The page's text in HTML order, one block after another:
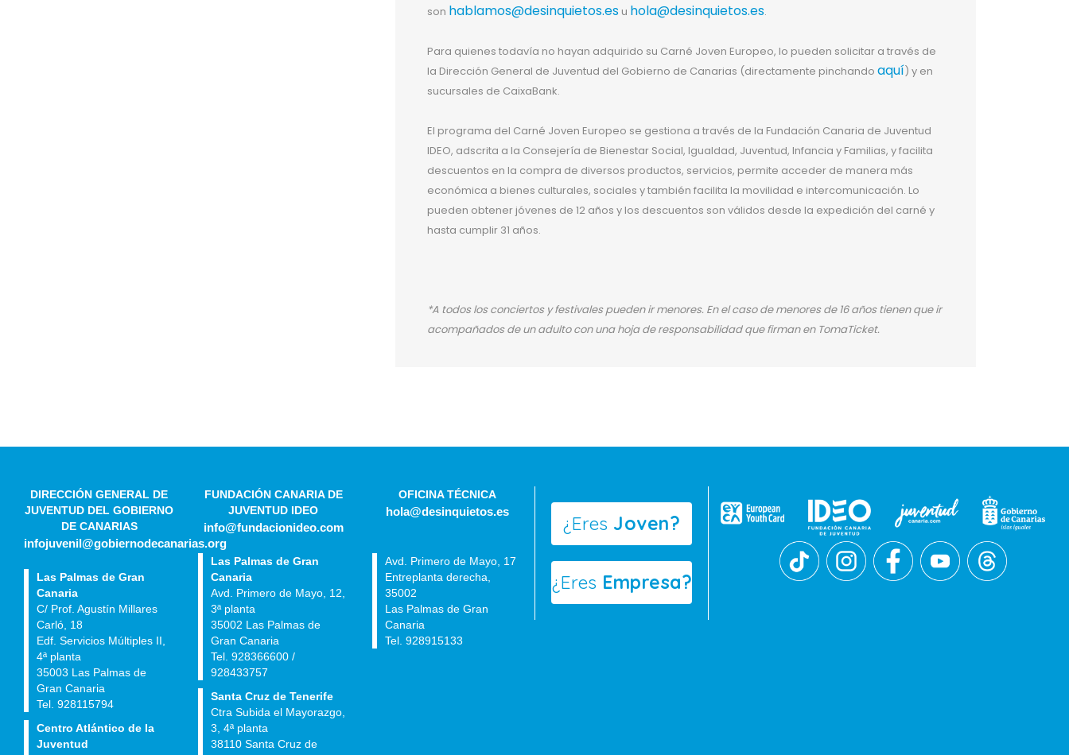
son hablamos@desinquietos.es u hola@desinquietos.es.
Para quienes todavía no hayan adquirido su Carné Joven Europeo, lo pueden solicitar a través de
la Dirección General de Juventud del Gobierno de Canarias (directamente pinchando aquí) y en
sucursales de CaixaBank.
El programa del Carné Joven Europeo se gestiona a través de la Fundación Canaria de Juventud
IDEO, adscrita a la Consejería de Bienestar Social, Igualdad, Juventud, Infancia y Familias, y facilita
descuentos en la compra de diversos productos, servicios, permite acceder de manera más
económica a bienes culturales, sociales y también facilita la movilidad e intercomunicación. Lo
pueden obtener jóvenes de 12 años y los descuentos son válidos desde la expedición del carné y
hasta cumplir 31 años.
*A todos los conciertos y festivales pueden ir menores. En el caso de menores de 16 años tienen que ir
acompañados de un adulto con una hoja de responsabilidad que firman en TomaTicket.
DIRECCIÓN GENERAL DE
JUVENTUD DEL GOBIERNO
DE CANARIAS
infojuvenil@gobiernodecanarias.org
Las Palmas de Gran
Canaria
C/ Prof. Agustín Millares
Carló, 18
Edf. Servicios Múltiples II,
4ª planta
35003 Las Palmas de
Gran Canaria
Tel. 928115794
Centro Atlántico de la
Juventud
FUNDACIÓN CANARIA DE
JUVENTUD IDEO
info@fundacionideo.com
Las Palmas de Gran
Canaria
Avd. Primero de Mayo, 12,
3ª planta
35002 Las Palmas de
Gran Canaria
Tel. 928366600 /
928433757
Santa Cruz de Tenerife
Ctra Subida el Mayorazgo,
3, 4ª planta
38110 Santa Cruz de
OFICINA TÉCNICA
hola@desinquietos.es
Avd. Primero de Mayo, 17
Entreplanta derecha,
35002
Las Palmas de Gran
Canaria
Tel. 928915133
¿Eres Joven?
¿Eres Empresa?